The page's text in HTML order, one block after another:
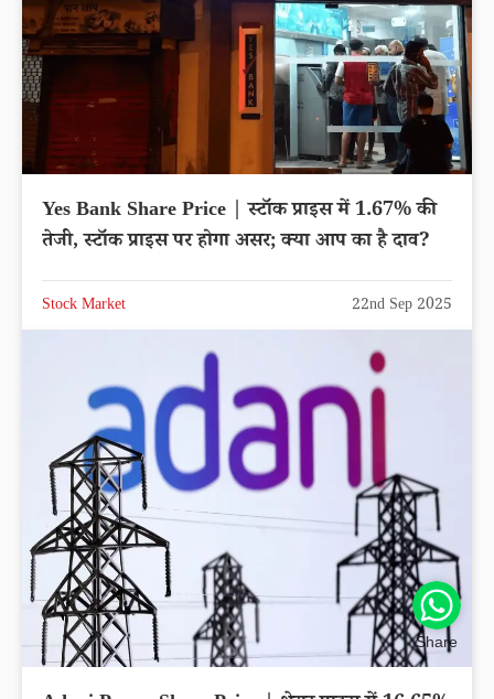
Yes Bank Share Price | स्टॉक प्राइस में 1.67% की
तेजी, स्टॉक प्राइस पर होगा असर; क्या आप का है दाव?
Stock Market 22nd Sep 2025
Share